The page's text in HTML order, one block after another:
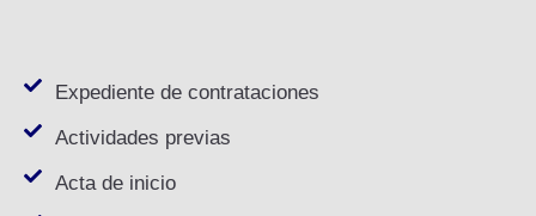
Expediente de contrataciones
Actividades previas
Acta de inicio